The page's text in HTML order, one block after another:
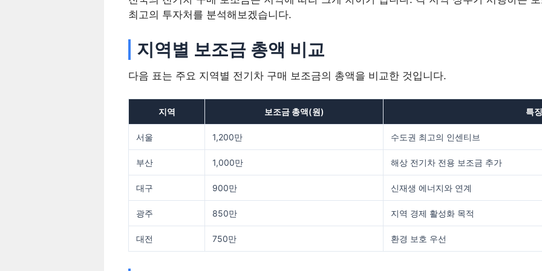
최고의 투자처를 분석해보겠습니다.
지역별 보조금 총액 비교
다음 표는 주요 지역별 전기차 구매 보조금의 총액을 비교한 것입니다.
지역 보조금 총액(원) 특징
서울 1,200만 수도권 최고의 인센티브
부산 1,000만 해상 전기차 전용 보조금 추가
대구 900만 신재생 에너지와 연계
광주 850만 지역 경제 활성화 목적
대전 750만 환경 보호 우선